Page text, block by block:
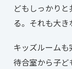
どもしっかり
る。それも大き
キッズルームも
待合室から子